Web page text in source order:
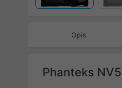
Opis
Phanteks